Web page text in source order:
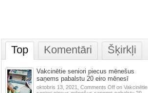
Top Komentāri Šķirkļi
Vakcinētie seniori piecus mēnešus
saņems pabalstu 20 eiro mēnesī
oktobris 13, 2021, Comments Offon Vakcinētie